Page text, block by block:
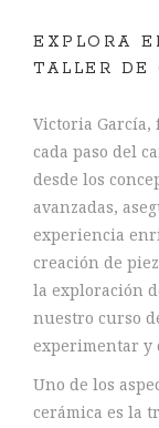
EXPLORA
TALLER DE
Victoria García,
cada paso del
desde los
avanzadas,
experiencia
creación de
la exploración
nuestro curso
experimentar y
Uno de los
cerámica es la